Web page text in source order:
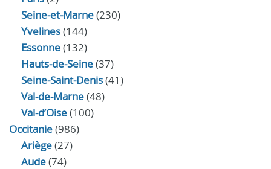
Seine-et-Marne(230)
Yvelines(144)
Essonne(132)
Hauts-de-Seine(37)
Seine-Saint-Denis(41)
Val-de-Marne(48)
Val-d’Oise(100)
Occitanie(986)
Ariège(27)
Aude(74)